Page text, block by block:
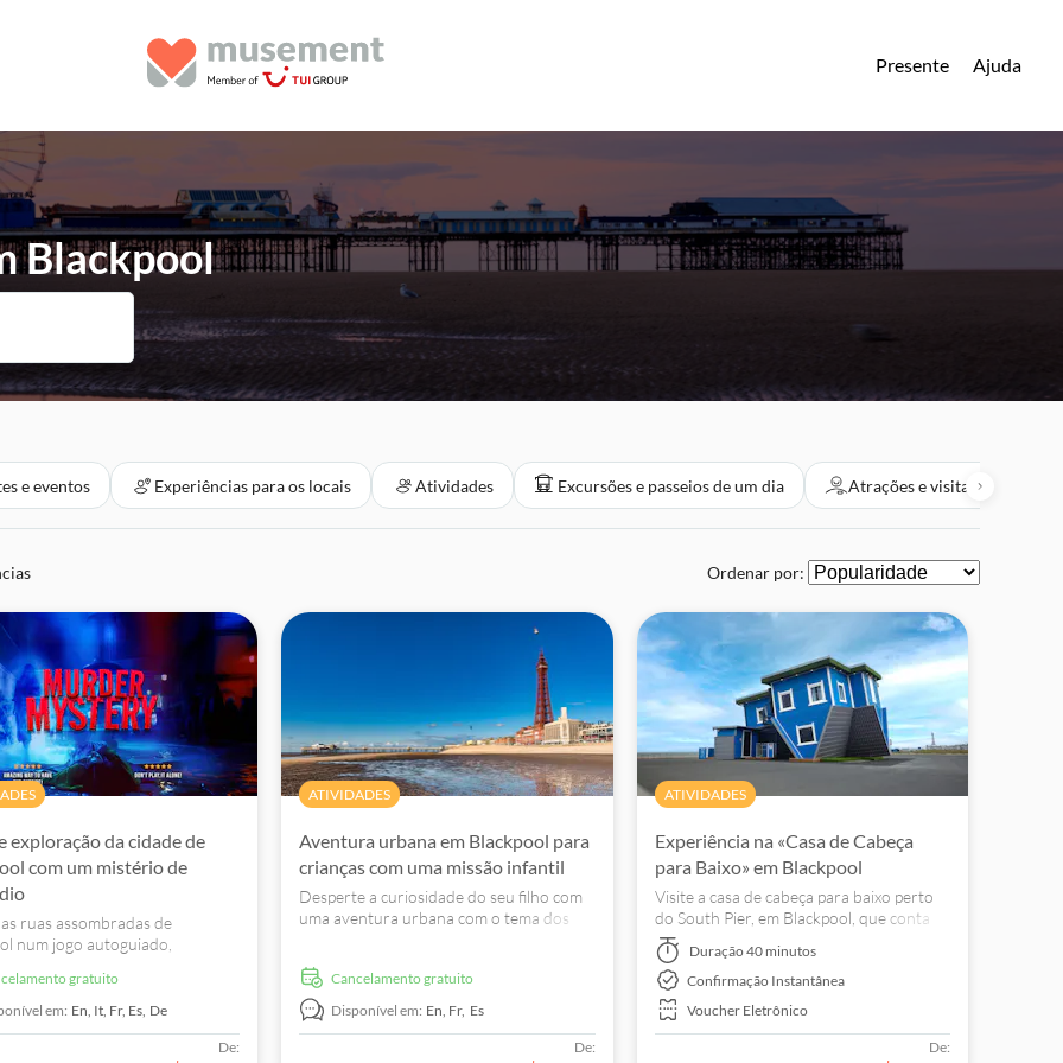
Presente Ajuda
Blackpool
e eventos Experiências para os locais Atividades Excursões e passeios de um dia Atrações e visitas guiadas
Ordenar por:
exploração da cidade de
com um mistério de
ruas assombradas de
num jogo autoguiado,
o rasto de um blogueiro de
Faz paragens em
resolve enigmas e
as lendas locais.
gratuito
em: En, It, Fr, Es, De
De:
ATIVIDADES
Aventura urbana em Blackpool para
crianças com uma missão infantil
Desperte a curiosidade do seu filho com
uma aventura urbana com o tema dos
crie memórias inesquecíveis.
Cancelamento gratuito
Disponível em: En, Fr, Es
De:
ATIVIDADES
Experiência na «Casa de Cabeça
para Baixo» em Blackpool
Visite a casa de cabeça para baixo perto
do South Pier, em Blackpool, que conta
com 13 salas temáticas concebidas para
tirar fotografias criativas e oferecer uma
nova perspetiva sobre os espaços do
quotidiano.
Duração40 minutos
Confirmação Instantânea
Voucher Eletrônico
De: